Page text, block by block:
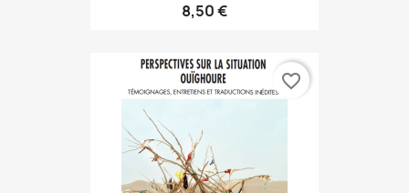
8,50 €
favorite_border